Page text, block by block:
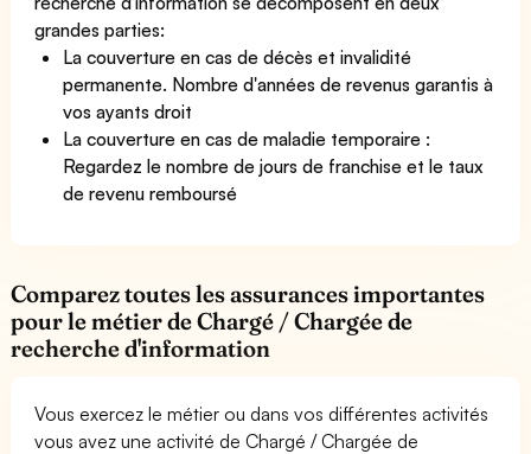
grandes parties:
La couverture en cas de décès et invalidité
permanente. Nombre d'années de revenus garantis à
vos ayants droit
La couverture en cas de maladie temporaire :
Regardez le nombre de jours de franchise et le taux
de revenu remboursé
Comparez toutes les assurances importantes
pour le métier de Chargé / Chargée de
recherche d'information
Vous exercez le métier ou dans vos différentes activités
vous avez une activité de Chargé / Chargée de